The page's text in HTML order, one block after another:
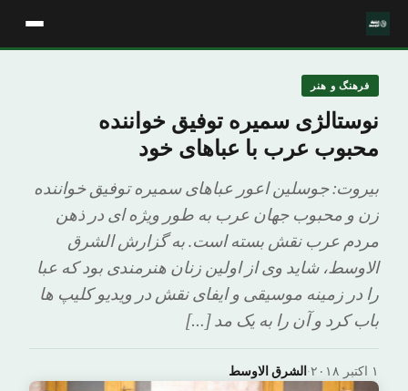
فرهنگ و هنر
نوستالژی سمیره توفیق خواننده
محبوب عرب با عباهای خود
بیروت: جوسلین اعور عباهای سمیره توفیق خواننده
زن و محبوب جهان عرب به طور ویژه ای در ذهن
مردم عرب نقش بسته است. به گزارش الشرق
الاوسط، شاید وی از اولین زنان هنرمندی بود که عبا
را در زمینه موسیقی و ایفای نقش در ویدیو کلیپ ها
باب کرد و آن را به یک مد […]
الشرق الاوسط· ۱ اکتبر ۲۰۱۸